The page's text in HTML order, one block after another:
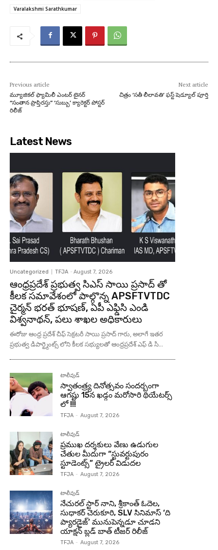
Varalakshmi Sarathkumar
Previous article
మ్యూజికల్ ఫ్యామిలీ ఎంటర్ టైనర్
“సంతాన ప్రాప్తిరస్తు” ‘సుబ్బు’ క్యారెక్టర్ పోస్టర్
రిలీజ్
Next article
చిత్రం ‘సతీ లీలావతి’ ఫస్ట్ షెడ్యూల్ పూర్తి
Latest News
Uncategorized TFJA - August 7, 2026
ఆంధ్రప్రదేశ్ ప్రభుత్వ సిఎస్ సాయి ప్రసాద్ తో
కీలక సమావేశంలో పాల్గొన్న APSFTVTDC
చైర్మన్ భరత్ భూషణ్, ఏపీ ఎఫ్డిసి ఎండి
విశ్వనాథన్, పలు శాఖల అధికారులు
ఈరోజు ఆంధ్ర ప్రదేశ్ చీఫ్ సెక్రటరీ సాయి ప్రసాద్ గారు, అలాగే ఇతర
ప్రభుత్వ డిపార్ట్మెంట్స్ లోని కీలక సభ్యులతో ఆంధ్రప్రదేశ్ ఎఫ్ డి సి...
టాలీవుడ్
స్వాతంత్ర్య దినోత్సవం సందర్బంగా
ఆగష్టు 15న ఖడ్గం మరోసారి థియేటర్స్
లో !!!
TFJA - August 7, 2026
టాలీవుడ్
ప్రముఖ దర్శకులు వేణు ఉడుగుల
చేతుల మీదుగా “స్టువర్టుపురం
స్టూడెంట్స్” ట్రైలర్ విడుదల
TFJA - August 7, 2026
టాలీవుడ్
నేచురల్ స్టార్ నాని, శ్రీకాంత్ ఓదెల,
సుధాకర్ చెరుకూరి, SLV సినిమాస్ ‘ది
ప్యారడైజ్’ మునుపెన్నడూ చూడని
యాక్షన్ బ్లడ్ బాత్ టీజర్ రిలీజ్
TFJA - August 7, 2026